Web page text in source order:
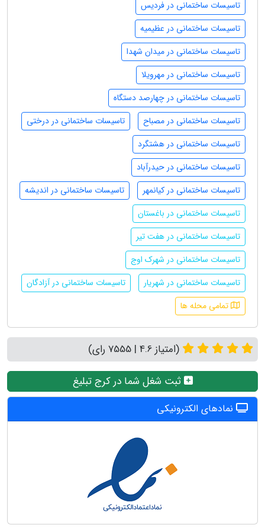
تاسیسات ساختمانی در فردیس
تاسیسات ساختمانی در عظیمیه
تاسیسات ساختمانی در میدان شهدا
تاسیسات ساختمانی در مهرویلا
تاسیسات ساختمانی در چهارصد دستگاه
تاسیسات ساختمانی در مصباح
تاسیسات ساختمانی در درختی
تاسیسات ساختمانی در هشتگرد
تاسیسات ساختمانی در حیدرآباد
تاسیسات ساختمانی در کیانمهر
تاسیسات ساختمانی در اندیشه
تاسیسات ساختمانی در باغستان
تاسیسات ساختمانی در هفت تیر
تاسیسات ساختمانی در شهرک اوج
تاسیسات ساختمانی در شهریار
تاسیسات ساختمانی در آزادگان
تمامی محله ها
(امتیاز 4.6 | 7555 رای)
ثبت شغل شما در کرج تبلیغ
نمادهای الکترونیکی